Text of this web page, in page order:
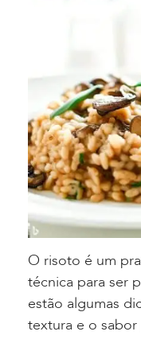
O risoto é um
técnica para ser
estão algumas
textura e o